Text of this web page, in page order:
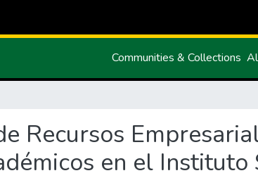
Communities & Collections
Recursos
en el